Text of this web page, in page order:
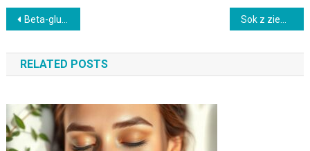
Nawigacja
wpisu
Beta-glukan w suplementacji i pielęgnacji: naturalne wsparcie odporności i skóry oraz zasady bezpiecznego stosowania
RELATED POSTS